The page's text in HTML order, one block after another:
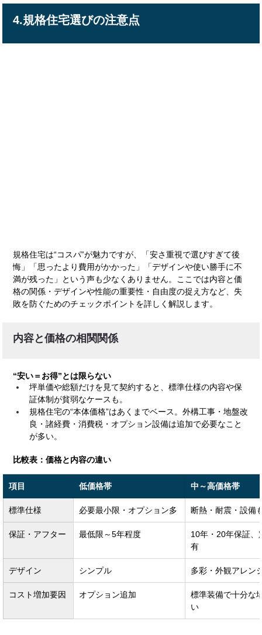
4.規格住宅選びの注意点
規格住宅は“コスパ”が魅力ですが、「安さ重視で選びすぎて後
悔」「思ったより費用がかかった」「デザインや使い勝手に不
満が残った」という声も少なくありません。ここでは内容と価
格の関係・デザインや性能の重要性・自由度の捉え方など、失
敗を防ぐためのチェックポイントを詳しく解説します。
内容と価格の相関関係
“安い＝お得”とは限らない
坪単価や総額だけを見て契約すると、標準仕様の内容や保
証体制が貧弱なケースも。
規格住宅の“本体価格”はあくまでベース。外構工事・地盤改
良・諸経費・消費税・オプション設備は追加で必要なこと
が多い。
比較表：価格と内容の違い
項目 低価格帯 中～高価格帯
標準仕様 必要最小限・オプション多 断熱・耐震・設備
保証・アフター 最低限～5年程度
10年・20年保証、
有
デザイン シンプル 多彩・外観アレン
コスト増加要因 オプション追加
標準装備で十分な
い